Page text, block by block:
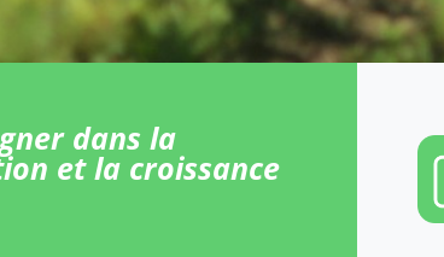
dans la
et la croissance